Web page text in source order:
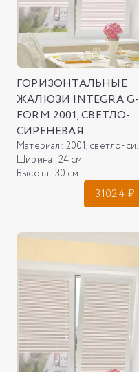
ГОРИЗОНТАЛЬНЫЕ
ЖАЛЮЗИ INTEGRA G-
FORM 2001, СВЕТЛО-
СИРЕНЕВАЯ
Материал: 2001, светло-сиреневая
Ширина: 24 см
Высота: 30 см
3102.4 ₽